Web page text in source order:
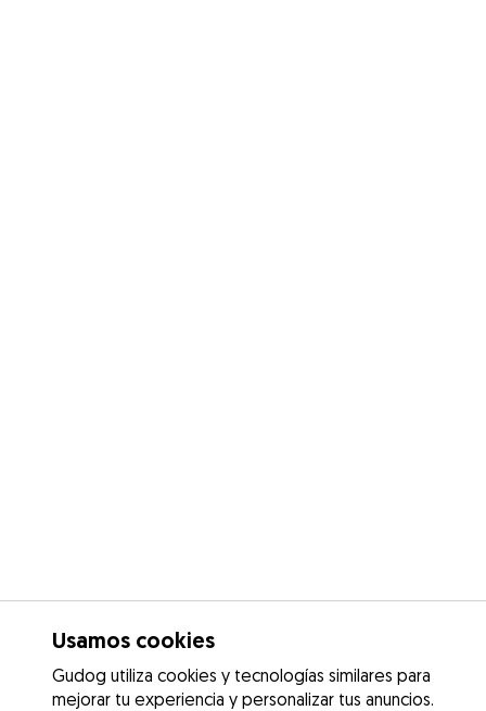
Usamos cookies
Gudog utiliza cookies y tecnologías similares para
mejorar tu experiencia y personalizar tus anuncios.